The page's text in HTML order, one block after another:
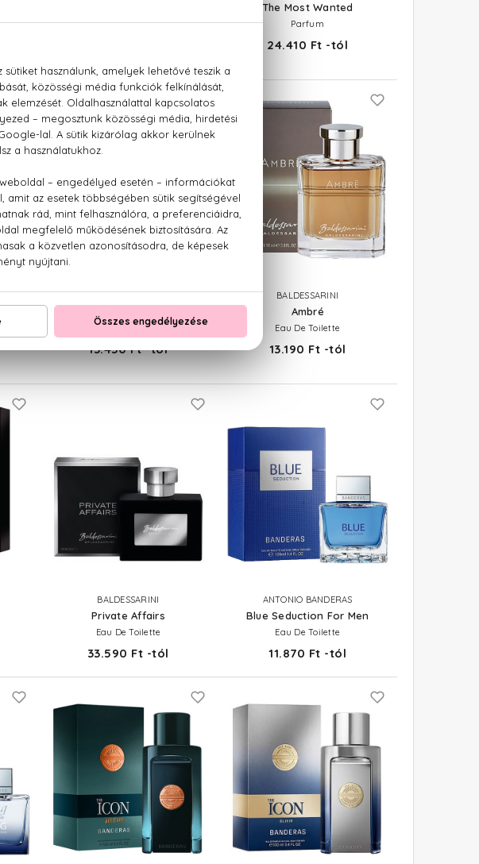
Eau De Toilette Intense
The Most Wanted
Parfum
24.410 Ft -tól
AZZARO
Eau De Toilette
15.430 Ft -tól
BALDESSARINI
Ambré
Eau De Toilette
13.190 Ft -tól
BALDESSARINI
Private Affairs
Eau De Toilette
33.590 Ft -tól
ANTONIO BANDERAS
Blue Seduction For Men
Eau De Toilette
11.870 Ft -tól